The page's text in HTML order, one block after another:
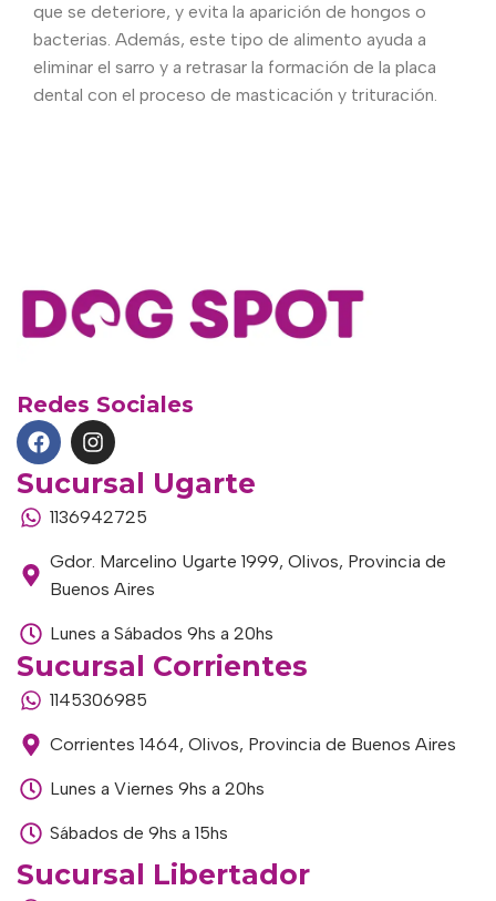
que se deteriore, y evita la aparición de hongos o
bacterias. Además, este tipo de alimento ayuda a
eliminar el sarro y a retrasar la formación de la placa
dental con el proceso de masticación y trituración.
Redes Sociales
Sucursal Ugarte
1136942725
Gdor. Marcelino Ugarte 1999, Olivos, Provincia de
Buenos Aires
Lunes a Sábados 9hs a 20hs
Sucursal Corrientes
1145306985
Corrientes 1464, Olivos, Provincia de Buenos Aires
Lunes a Viernes 9hs a 20hs
Sábados de 9hs a 15hs
Sucursal Libertador